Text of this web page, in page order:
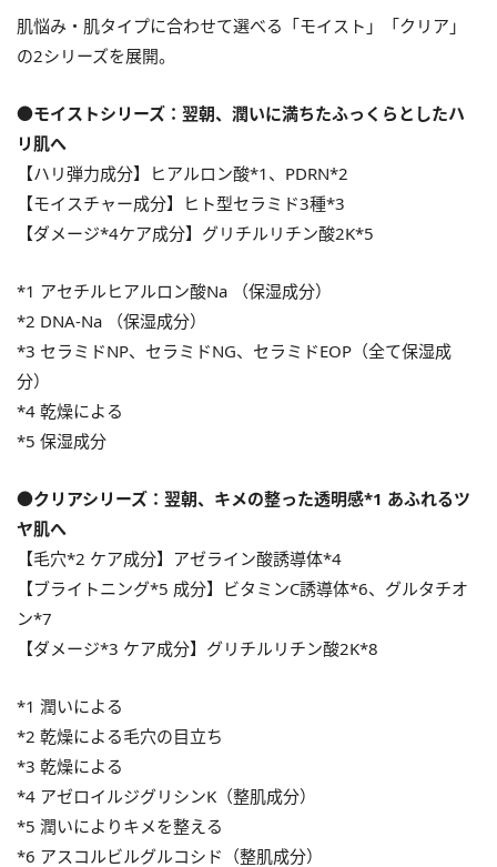
肌悩み・肌タイプに合わせて選べる「モイスト」「クリア」
の2シリーズを展開。
●モイストシリーズ：翌朝、潤いに満ちたふっくらとしたハ
リ肌へ
【ハリ弾力成分】ヒアルロン酸*1、PDRN*2
【モイスチャー成分】ヒト型セラミド3種*3
【ダメージ*4ケア成分】グリチルリチン酸2K*5
*1 アセチルヒアルロン酸Na （保湿成分）
*2 DNA-Na （保湿成分）
*3 セラミドNP、セラミドNG、セラミドEOP（全て保湿成
分）
*4 乾燥による
*5 保湿成分
●クリアシリーズ：翌朝、キメの整った透明感*1 あふれるツ
ヤ肌へ
【毛穴*2 ケア成分】アゼライン酸誘導体*4
【ブライトニング*5 成分】ビタミンC誘導体*6、グルタチオ
ン*7
【ダメージ*3 ケア成分】グリチルリチン酸2K*8
*1 潤いによる
*2 乾燥による毛穴の目立ち
*3 乾燥による
*4 アゼロイルジグリシンK（整肌成分）
*5 潤いによりキメを整える
*6 アスコルビルグルコシド（整肌成分）